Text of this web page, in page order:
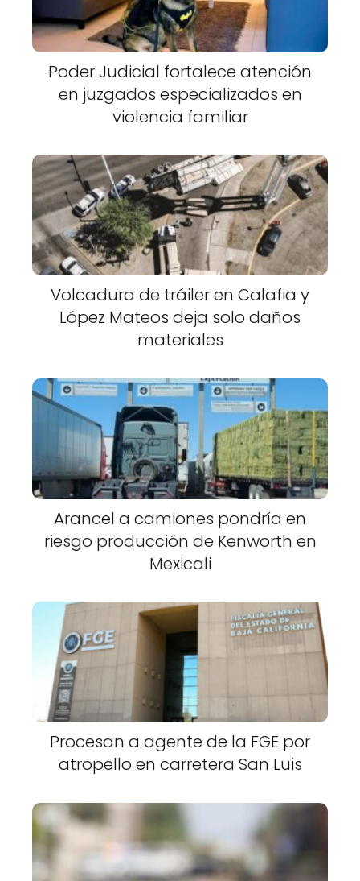
Poder Judicial fortalece atención
en juzgados especializados en
violencia familiar
Volcadura de tráiler en Calafia y
López Mateos deja solo daños
materiales
Arancel a camiones pondría en
riesgo producción de Kenworth en
Mexicali
Procesan a agente de la FGE por
atropello en carretera San Luis